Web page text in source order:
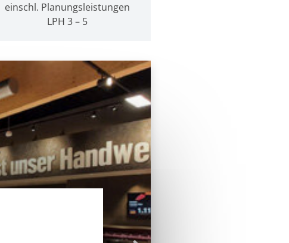
einschl. Planungsleistungen
LPH 3 – 5